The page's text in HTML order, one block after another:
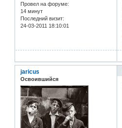
Провел на форуме:
14 минут
Последний визит:
24-03-2011 18:10:01
jaricus
Освоившийся